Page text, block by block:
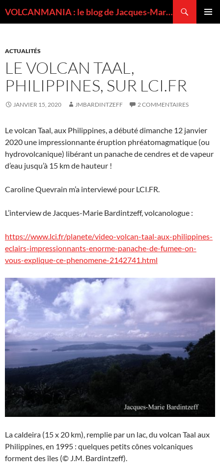
VOLCANMANIA : le blog de Jacques-Marie BARDINTZEFF, volcanologue
ACTUALITÉS
LE VOLCAN TAAL,
PHILIPPINES, SUR LCI.FR
JANVIER 15, 2020 JMBARDINTZEFF 2 COMMENTAIRES
Le volcan Taal, aux Philippines, a débuté dimanche 12 janvier
2020 une impressionnante éruption phréatomagmatique (ou
hydrovolcanique) libérant un panache de cendres et de vapeur
d’eau jusqu’à 15 km de hauteur !
Caroline Quevrain m’a interviewé pour LCI.FR.
L’interview de Jacques-Marie Bardintzeff, volcanologue :
https://www.lci.fr/planete/video-volcan-taal-aux-philippines-
eclairs-impressionnants-enorme-panache-de-fumee-on-
vous-explique-ce-phenomene-2142741.html
La caldeira (15 x 20 km), remplie par un lac, du volcan Taal aux
Philippines, en 1995 : quelques petits cônes volcaniques
forment des îles (© J.M. Bardintzeff).